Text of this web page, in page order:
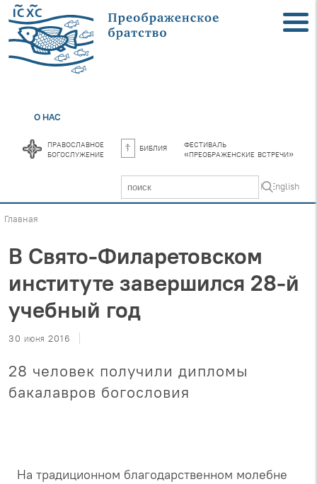
О НАС
православное
богослужение библия фестиваль
«преображенские встречи»
In English
Главная
В Свято-Филаретовском
институте завершился 28-й
учебный год
30 июня 2016
28 человек получили дипломы
бакалавров богословия
На традиционном благодарственном молебне